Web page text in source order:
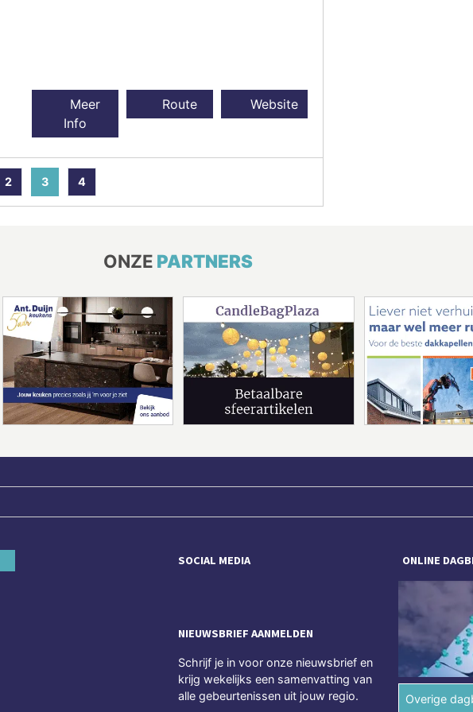
Meer
Info
Route Website
2 3 4
ONZE PARTNERS
SOCIAL MEDIA
NIEUWSBRIEF AANMELDEN
Schrijf je in voor onze nieuwsbrief en
krijg wekelijks een samenvatting van
alle gebeurtenissen uit jouw regio.
ONLINE
Overige